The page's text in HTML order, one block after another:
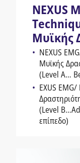
NEXUS
Μυϊκής
NEXUS
Μυϊκής
(Level A…
EXUS
(Level
επίπεδο)